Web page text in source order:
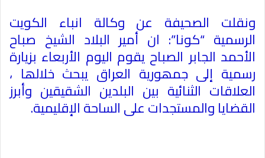
ونقلت الصحيفة عن وكالة انباء الكويت
الرسمية “كونا”: ان أمیر البلاد الشیخ صباح
الأحمد الجابر الصباح يقوم اليوم الأربعاء بزیارة
رسمیة إلى جمھوریة العراق یبحث خلالھا ،
العلاقات الثنائیة بین البلدین الشقیقین وأبرز
القضایا والمستجدات على الساحة الإقلیمیة.